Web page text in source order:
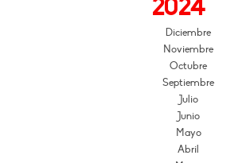
2024
Diciembre
Noviembre
Octubre
Septiembre
Julio
Junio
Mayo
Abril